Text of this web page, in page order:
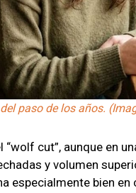
paso de los años.
cut”, aunque en
y volumen
especialmente bien